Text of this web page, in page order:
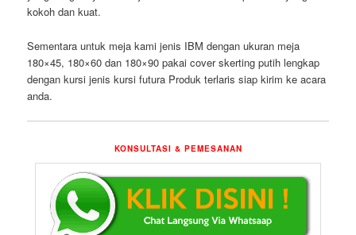
kokoh dan kuat.
Sementara untuk meja kami jenis IBM dengan ukuran meja
180×45, 180×60 dan 180×90 pakai cover skerting putih lengkap
dengan kursi jenis kursi futura Produk terlaris siap kirim ke acara
anda.
KONSULTASI & PEMESANAN